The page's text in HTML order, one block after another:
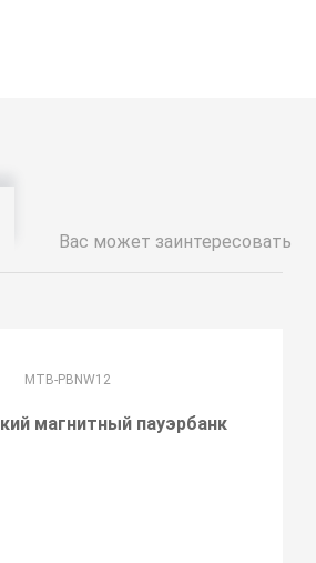
Вас может заинтересовать
MTB-PBNW12
магнитный пауэрбанк